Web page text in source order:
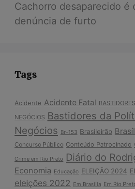
Cachorro desaparecido é
denúncia de furto
Tags
Acidente Acidente Fatal
NEGÓCIOS Bastidores da
Negócios Br-153 Brasileirão
Concurso Público Conteúdo Patrocinado
Crime em Rio Preto Diário do
Economia Educação ELEIÇÃO 2024
eleições 2022 Em Brasília Em Rio